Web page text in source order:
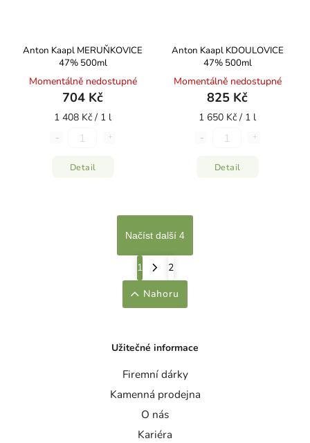
Anton Kaapl MERUŇKOVICE
47% 500ml
Momentálně nedostupné
704 Kč
1 408 Kč / 1 l
Detail
Anton Kaapl KDOULOVICE
47% 500ml
Momentálně nedostupné
825 Kč
1 650 Kč / 1 l
Detail
Načíst další 4
1
2
Nahoru
Užitečné informace
Firemní dárky
Kamenná prodejna
O nás
Kariéra